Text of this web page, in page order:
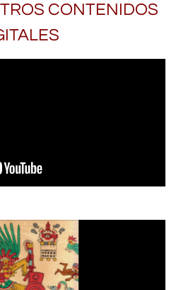
CONTENIDOS